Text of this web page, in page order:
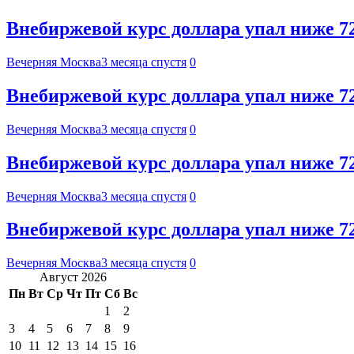
Внебиржевой курс доллара упал ниже
Вечерняя Москва3 месяца спустя 0
Внебиржевой курс доллара упал ниже
Вечерняя Москва3 месяца спустя 0
Внебиржевой курс доллара упал ниже
Вечерняя Москва3 месяца спустя 0
Внебиржевой курс доллара упал ниже
Вечерняя Москва3 месяца спустя 0
Август 2026
Пн Вт Ср Чт Пт Сб Вс
1
2
3
4 5 6 7 8
9
10 11 12 13 14 15 16